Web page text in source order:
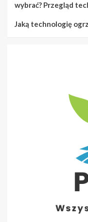
wybrać? Przegląd
Jaką technologię